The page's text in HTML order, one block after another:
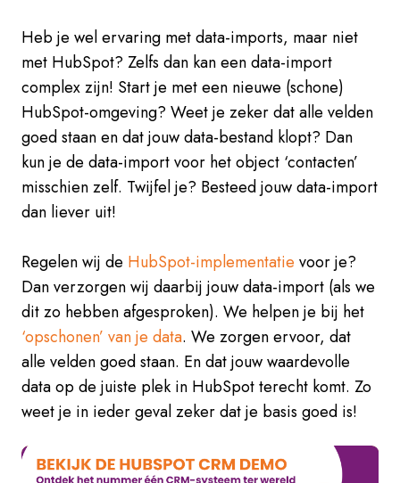
Heb je wel ervaring met data-imports, maar niet
met HubSpot? Zelfs dan kan een data-import
complex zijn! Start je met een nieuwe (schone)
HubSpot-omgeving? Weet je zeker dat alle velden
goed staan en dat jouw data-bestand klopt? Dan
kun je de data-import voor het object ‘contacten’
misschien zelf. Twijfel je? Besteed jouw data-import
dan liever uit!
Regelen wij de HubSpot-implementatie voor je?
Dan verzorgen wij daarbij jouw data-import (als we
dit zo hebben afgesproken). We helpen je bij het
‘opschonen’ van je data. We zorgen ervoor, dat
alle velden goed staan. En dat jouw waardevolle
data op de juiste plek in HubSpot terecht komt. Zo
weet je in ieder geval zeker dat je basis goed is!